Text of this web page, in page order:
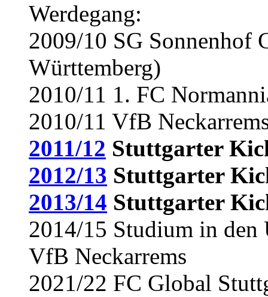
Werdegang:
2009/10 SG Sonnenhof
Württemberg)
2010/11 1. FC
2010/11 VfB
2011/12 Stuttgarter
2012/13 Stuttgarter
2013/14 Stuttgarter
2014/15 Studium in den
VfB Neckarrems
2021/22 FC Global